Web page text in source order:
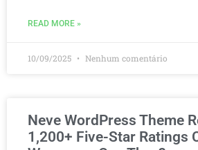
READ MORE »
10/09/2025 Nenhum comentário
Neve WordPress Theme
1,200+ Five-Star Ratings